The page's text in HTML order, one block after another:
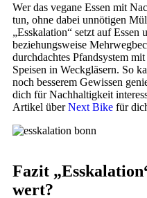
Wer das vegane Essen mit
tun, ohne dabei unnötigen
„Esskalation“ setzt auf Essen
beziehungsweise
durchdachtes Pfandsystem
Speisen in Weckgläsern. So
noch besserem Gewissen
dich für Nachhaltigkeit
Artikel überNext Bike für
Fazit
wert?